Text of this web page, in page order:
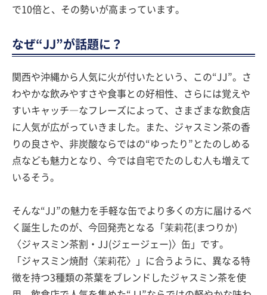
で10倍と、その勢いが高まっています。
なぜ“JJ”が話題に？
関西や沖縄から人気に火が付いたという、この“JJ”。さ
わやかな飲みやすさや食事との好相性、さらには覚えや
すいキャッチ―なフレーズによって、さまざまな飲食店
に人気が広がっていきました。また、ジャスミン茶の香
りの良さや、非炭酸ならではの“ゆったり”とたのしめる
点なども魅力となり、今では自宅でたのしむ人も増えて
いるそう。
そんな“JJ”の魅力を手軽な缶でより多くの方に届けるべ
く誕生したのが、今回発売となる「茉莉花(まつりか)
〈ジャスミン茶割・JJ(ジェージェー)〉缶」です。
「ジャスミン焼酎〈茉莉花〉」に合うように、異なる特
徴を持つ3種類の茶葉をブレンドしたジャスミン茶を使